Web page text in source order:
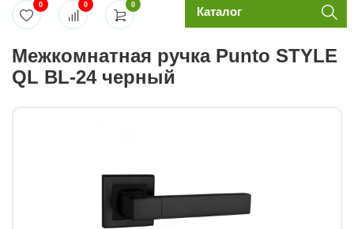
0
0 0 Каталог
Межкомнатная ручка Punto STYLE
QL BL-24 черный